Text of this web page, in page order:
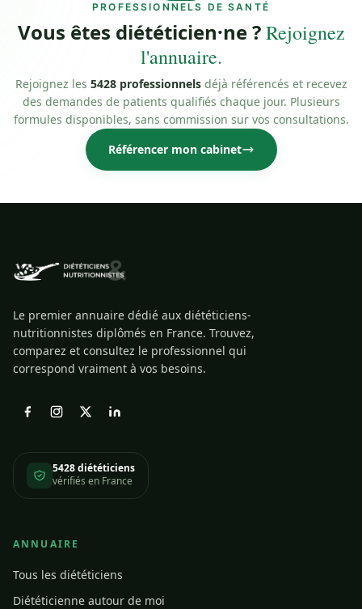
PROFESSIONNELS DE SANTÉ
Vous êtes diététicien·ne ?Rejoignez
l'annuaire.
Rejoignez les 5428 professionnelsdéjà référencés et recevez
des demandes de patients qualifiés chaque jour. Plusieurs
formules disponibles, sans commission sur vos consultations.
Référencer mon cabinet
Le premier annuaire dédié aux diététiciens-
nutritionnistes diplômés en France. Trouvez,
comparez et consultez le professionnel qui
correspond vraiment à vos besoins.
5428 diététiciens
vérifiés en France
ANNUAIRE
Tous les diététiciens
Diététicienne autour de moi